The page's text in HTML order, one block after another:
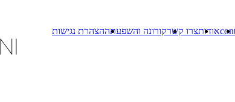
אודותצרו קשרקורונה והשפעתההצהרת נגישות